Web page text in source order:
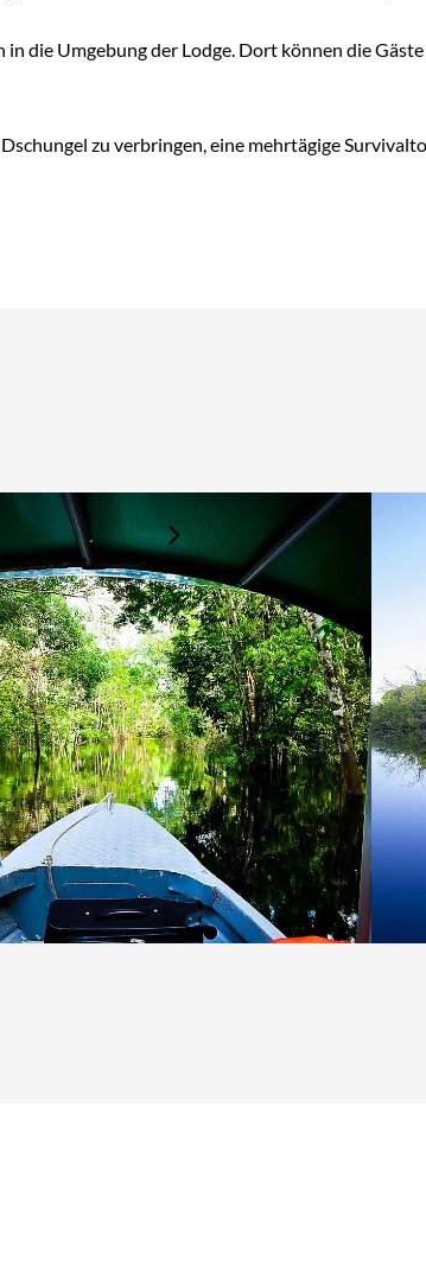
die Umgebung der Lodge. Dort können die
zu verbringen, eine mehrtägige